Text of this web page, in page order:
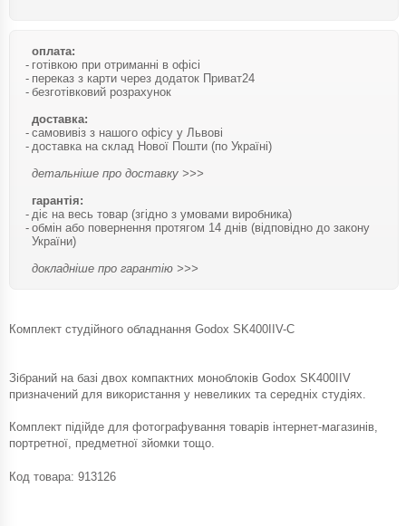
оплата:
готівкою при отриманні в офісі
переказ з карти через додаток Приват24
безготівковий розрахунок
доставка:
самовивіз з нашого офісу у Львові
доставка на склад Нової Пошти (по Україні)
детальніше про доставку >>>
гарантія:
діє на весь товар (згідно з умовами виробника)
обмін або повернення протягом 14 днів (відповідно до закону
України)
докладніше про гарантію >>>
Комплект студійного обладнання Godox SK400IIV-C
Зібраний на базі двох компактних моноблоків Godox SK400IIV
призначений для використання у невеликих та середніх студіях.
Комплект підійде для фотографування товарів інтернет-магазинів,
портретної, предметної зйомки тощо.
Код товара: 913126